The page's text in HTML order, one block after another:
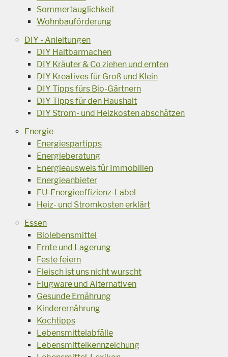
Sommertauglichkeit
Wohnbauförderung
DIY - Anleitungen
DIY Haltbarmachen
DIY Kräuter & Co ziehen und ernten
DIY Kreatives für Groß und Klein
DIY Tipps fürs Bio-Gärtnern
DIY Tipps für den Haushalt
DIY Strom- und Heizkosten abschätzen
Energie
Energiespartipps
Energieberatung
Energieausweis für Immobilien
Energieanbieter
EU-Energieeffizienz-Label
Heiz- und Stromkosten erklärt
Essen
Biolebensmittel
Ernte und Lagerung
Feste feiern
Fleisch ist uns nicht wurscht
Flugware und Alternativen
Gesunde Ernährung
Kinderernährung
Kochtipps
Lebensmittelabfälle
Lebensmittelkennzeichung